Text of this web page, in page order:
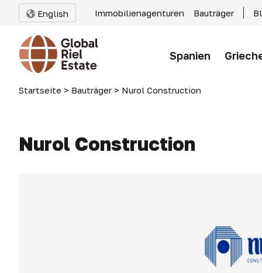
English Immobilienagenturen Bauträger
Spanien
Startseite > Bauträger > Nurol Construction
Nurol Construction